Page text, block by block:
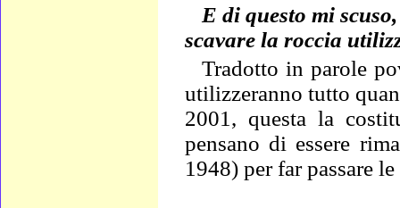
E di questo mi
scavare la roccia
Tradotto in parole
utilizzeranno tutto
2001, questa la
pensano di essere
1948) per far passare